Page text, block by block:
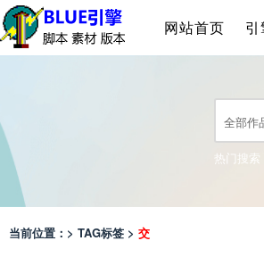
网站首页
全部作
热门搜索
当前位置：> TAG标签 > 交